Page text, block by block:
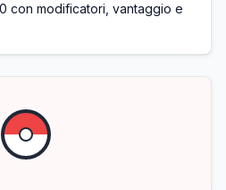
con modificatori, vantaggio e